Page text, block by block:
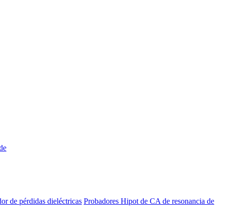
de pérdidas dieléctricas Probadores Hipot de CA de resonancia de